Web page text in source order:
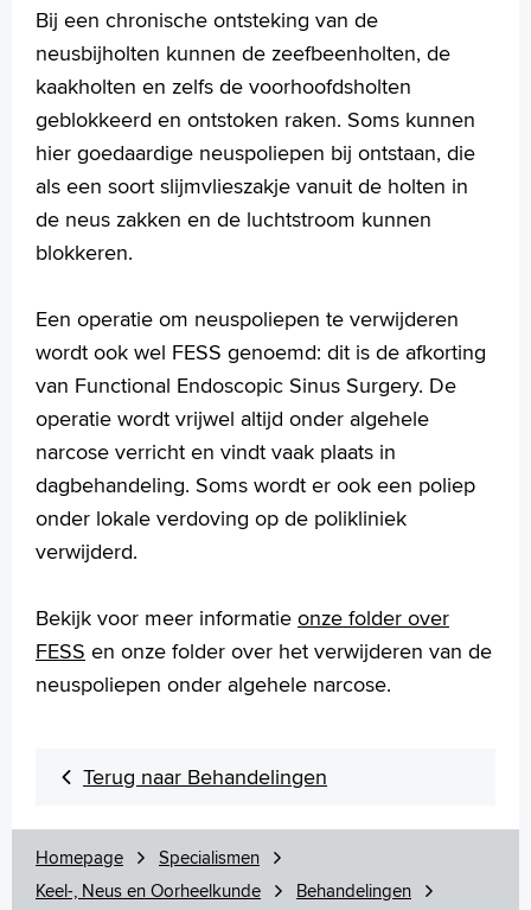
Injectie in het middenoor bij plotseling gehoorverlies
Injectie in het middenoor met corticosteroïden bij
duizeligheid
Keelamandelen verwijderen
Middenoorinspectie en ketenreconstructie (operatie aan de
gehoorbeentjes)
Nazorg na een behandeling met plaatselijke verdoving
door de KNO-arts
Neusschelpverkleining
Neustussenschotoperatie
Neusvleugeloperatie
Oefeningen bij duizeligheid: Brandt Daroff
Oorschelpcorrectie
Operatie aan een halscyste
Poliepextractie
Sanerende ooroperaties
Stijgbeugel operatie (stapedotomie)
Trommelvliesbuisjes
Trommelvliessluiting
Verwijden van de gehoorgang onder lokale verdoving
Voorlichtingsfilms
Uw dossier inzien?
Wachttijden
Bij een chronische ontsteking van de
neusbijholten kunnen de zeefbeenholten, de
kaakholten en zelfs de voorhoofdsholten
geblokkeerd en ontstoken raken. Soms kunnen
hier goedaardige neuspoliepen bij ontstaan, die
als een soort slijmvlieszakje vanuit de holten in
de neus zakken en de luchtstroom kunnen
blokkeren.
Een operatie om neuspoliepen te verwijderen
wordt ook wel FESS genoemd: dit is de afkorting
van Functional Endoscopic Sinus Surgery. De
operatie wordt vrijwel altijd onder algehele
narcose verricht en vindt vaak plaats in
dagbehandeling. Soms wordt er ook een poliep
onder lokale verdoving op de polikliniek
verwijderd.
Bekijk voor meer informatie onze folder over
FESS en onze folder over het verwijderen van de
neuspoliepen onder algehele narcose.
Terug naar Behandelingen
Homepage
Specialismen
Keel-, Neus en Oorheelkunde
Behandelingen